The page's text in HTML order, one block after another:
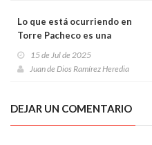
Lo que está ocurriendo en
Torre Pacheco es una
vergüenza
15 de Jul de 2025
Juan de Dios Ramírez Heredia
DEJAR UN COMENTARIO